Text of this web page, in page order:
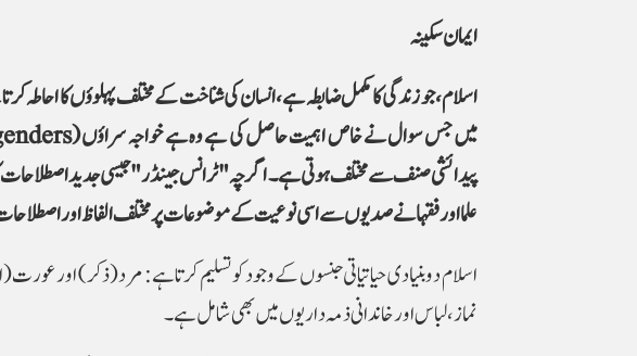
ایمان سکینہ
اسلام، جو زندگی کا مکمل ضابطہ ہے، انسان کی شناخت کے مختلف پہلوؤں کا
پیدائشی صنف سے مختلف ہوتی ہے۔ اگرچہ "ٹرانس جینڈر" جیسی جدید اصطلاحات
علما اور فقہا نے صدیوں سے اسی نوعیت کے موضوعات پر مختلف الفاظ اور
اسلام دو بنیادی حیاتیاتی جنسوں کے وجود کو تسلیم کرتا ہے: مرد (ذکر) اور عورت
نماز، لباس اور خاندانی ذمہ داریوں میں بھی شامل ہے۔